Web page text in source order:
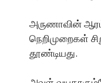
அருணாவின்
நெறிமுறைகள்
தூண்டியது.